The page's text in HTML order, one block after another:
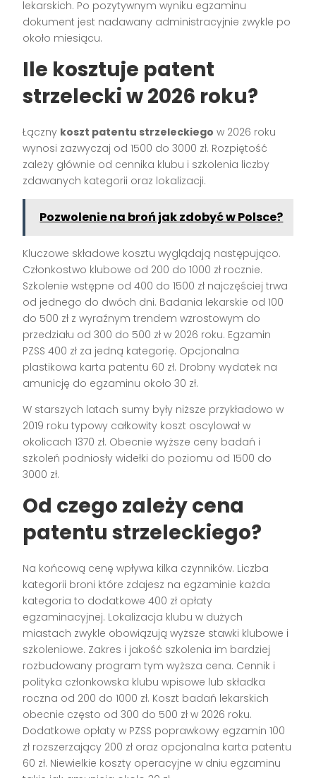
lekarskich. Po pozytywnym wyniku egzaminu
dokument jest nadawany administracyjnie zwykle po
około miesiącu.
Ile kosztuje patent
strzelecki w 2026 roku?
Łączny koszt patentu strzeleckiego w 2026 roku
wynosi zazwyczaj od 1500 do 3000 zł. Rozpiętość
zależy głównie od cennika klubu i szkolenia liczby
zdawanych kategorii oraz lokalizacji.
Pozwolenie na broń jak zdobyć w Polsce?
Kluczowe składowe kosztu wyglądają następująco.
Członkostwo klubowe od 200 do 1000 zł rocznie.
Szkolenie wstępne od 400 do 1500 zł najczęściej trwa
od jednego do dwóch dni. Badania lekarskie od 100
do 500 zł z wyraźnym trendem wzrostowym do
przedziału od 300 do 500 zł w 2026 roku. Egzamin
PZSS 400 zł za jedną kategorię. Opcjonalna
plastikowa karta patentu 60 zł. Drobny wydatek na
amunicję do egzaminu około 30 zł.
W starszych latach sumy były niższe przykładowo w
2019 roku typowy całkowity koszt oscylował w
okolicach 1370 zł. Obecnie wyższe ceny badań i
szkoleń podniosły widełki do poziomu od 1500 do
3000 zł.
Od czego zależy cena
patentu strzeleckiego?
Na końcową cenę wpływa kilka czynników. Liczba
kategorii broni które zdajesz na egzaminie każda
kategoria to dodatkowe 400 zł opłaty
egzaminacyjnej. Lokalizacja klubu w dużych
miastach zwykle obowiązują wyższe stawki klubowe i
szkoleniowe. Zakres i jakość szkolenia im bardziej
rozbudowany program tym wyższa cena. Cennik i
polityka członkowska klubu wpisowe lub składka
roczna od 200 do 1000 zł. Koszt badań lekarskich
obecnie często od 300 do 500 zł w 2026 roku.
Dodatkowe opłaty w PZSS poprawkowy egzamin 100
zł rozszerzający 200 zł oraz opcjonalna karta patentu
60 zł. Niewielkie koszty operacyjne w dniu egzaminu